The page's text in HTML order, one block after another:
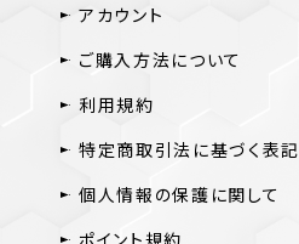
アカウント
ご購入方法について
利用規約
特定商取引法に基づく表記
個人情報の保護に関して
ポイント規約